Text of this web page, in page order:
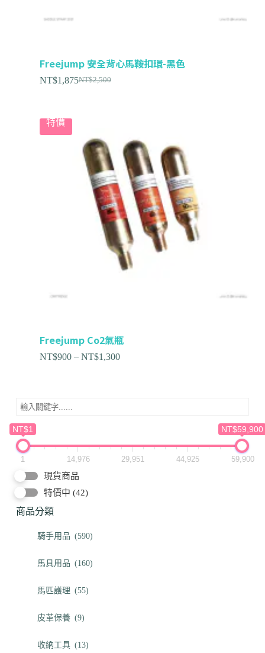
NT$1 NT$59,900
1 14,976 29,951 44,925 59,900
現貨商品
特價中 (42)
商品分類
騎手用品 (590)
馬具用品 (160)
馬匹護理 (55)
皮革保養 (9)
收納工具 (13)
Freejump 安全背心馬鞍扣環-黑色
NT$2,500
NT$1,875
特價
Freejump Co2氣瓶
NT$900 – NT$1,300